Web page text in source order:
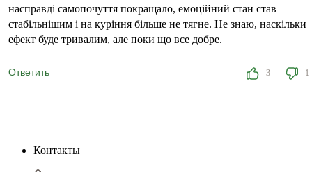
насправді самопочуття покращало, емоційний стан став
стабільнішим і на куріння більше не тягне. Не знаю, наскільки
ефект буде тривалим, але поки що все добре.
Ответить 3 1
Контакты